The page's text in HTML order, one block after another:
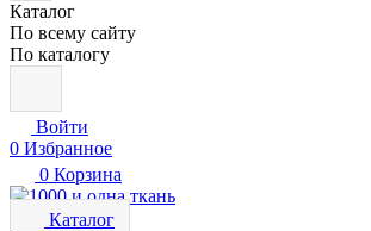
Каталог
По всему сайту
По каталогу
Войти
0 Избранное
0 Корзина
Каталог